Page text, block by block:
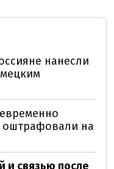
нанесли
оштрафовали на
и связью после